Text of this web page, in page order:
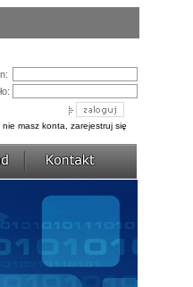
nie masz konta, zarejestruj się
EB3004 MD
NV3000 Lite